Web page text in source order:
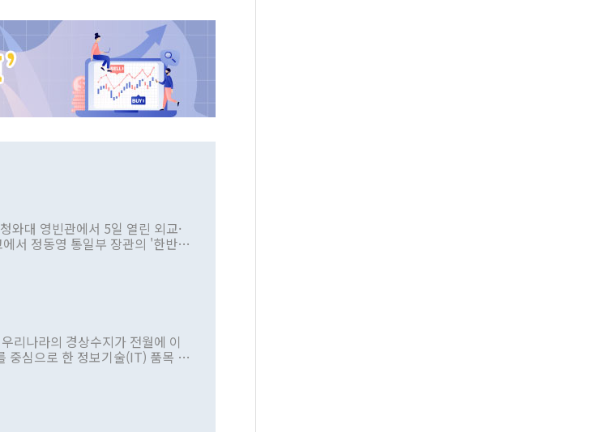
와대 영빈관에서 5일 열린 외교·
서 정동영 통일부 장관의 '한반도
안을 정책으로 추진하겠다고 공
는 비판을 내놨다. 그동안 정 장
적은 여러 번 있지만 대통령과 유
표명한 것은 이례적이다. 정 장
야 한다는 목소리도 높아지고 있
리나라의 경상수지가 전월에 이
중심으로 한 정보기술(IT) 품목 수